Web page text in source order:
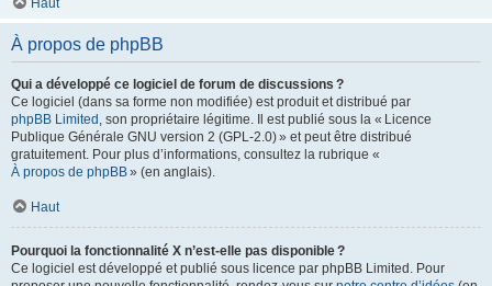
Haut
À propos de phpBB
Qui a développé ce logiciel de forum de discussions ?
Ce logiciel (dans sa forme non modifiée) est produit et distribué par
phpBB Limited , son propriétaire légitime. Il est publié sous la « Licence
Publique Générale GNU version 2 (GPL-2.0) » et peut être distribué
gratuitement. Pour plus d’informations, consultez la rubrique «
À propos de phpBB» (en anglais).
Haut
Pourquoi la fonctionnalité X n’est-elle pas disponible ?
Ce logiciel est développé et publié sous licence par phpBB Limited. Pour